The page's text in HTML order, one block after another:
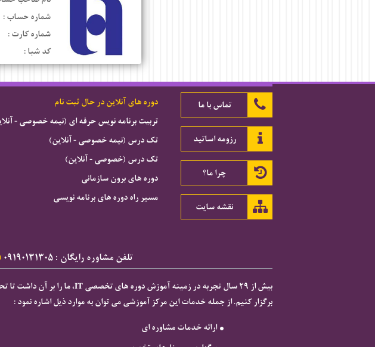
شماره حساب :
شماره کارت :
کد شبا :
تماس با ما
رزومه اساتید
چرا ما؟
نقشه سایت
دوره های آنلاین در حال ثبت نام
تربیت برنامه نویس حرفه ای (نیمه خصوصی -
تک درس (نیمه خصوصی - آنلاین)
تک درس (خصوصی - آنلاین)
دوره های برون سازمانی
مسیر راه دوره های برنامه نویسی
تلفن مشاوره رایگان : ۰۹۱۹۰۱۳۱۳۰۵
برگزار کنیم. از جمله خدمات این مرکز آموزشی می توان به موارد ذیل اشاره نمود :
ارائه خدمات مشاوره ای